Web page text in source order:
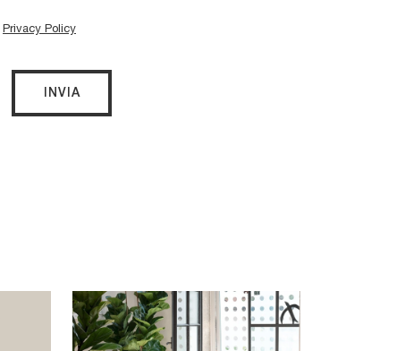
Privacy Policy
INVIA